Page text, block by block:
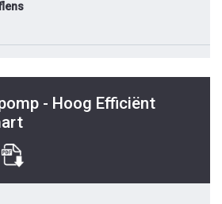
- Hoog Efficiënt